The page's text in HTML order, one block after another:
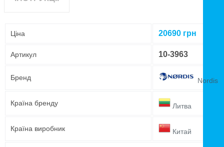
Ціна 20690 грн
Артикул 10-3963
Бренд Nordis
Країна бренду Литва
Країна виробник Китай